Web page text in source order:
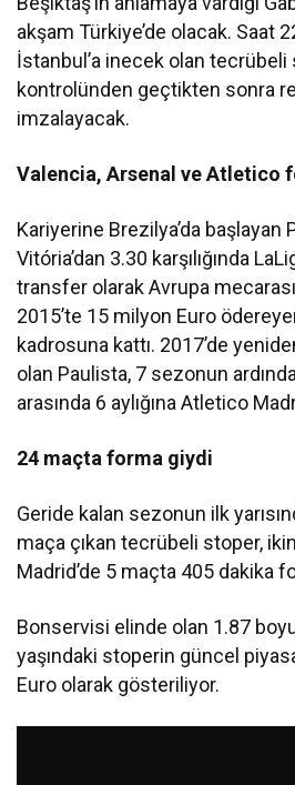
akşam Türkiye’de olacak. Saat
İstanbul’a inecek olan tecrübeli
kontrolünden geçtikten sonra
imzalayacak.
Valencia, Arsenal ve Atletico
Kariyerine Brezilya’da başlayan
Vitória’dan 3.30 karşılığında
transfer olarak Avrupa
2015’te 15 milyon Euro
kadrosuna kattı. 2017’de
olan Paulista, 7 sezonun
arasında 6 aylığına Atletico
24 maçta forma giydi
Geride kalan sezonun ilk
maça çıkan tecrübeli stoper,
Madrid’de 5 maçta 405 dakika
Bonservisi elinde olan 1.87
yaşındaki stoperin güncel
Euro olarak gösteriliyor.